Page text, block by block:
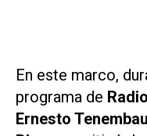
En este marco,
programa de
Ernesto